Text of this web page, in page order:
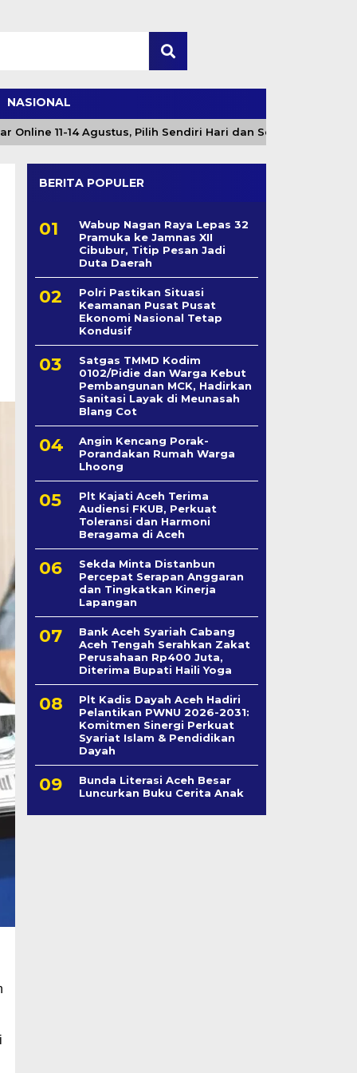
NASIONAL
11-14 Agustus, Pilih Sendiri Hari dan Sesi
BERITA POPULER
Wabup Nagan Raya Lepas 32
Pramuka ke Jamnas XII
Cibubur, Titip Pesan Jadi
Duta Daerah
Polri Pastikan Situasi
Keamanan Pusat Pusat
Ekonomi Nasional Tetap
Kondusif
Satgas TMMD Kodim
0102/Pidie dan Warga Kebut
Pembangunan MCK, Hadirkan
Sanitasi Layak di Meunasah
Blang Cot
Angin Kencang Porak-
Porandakan Rumah Warga
Lhoong
Plt Kajati Aceh Terima
Audiensi FKUB, Perkuat
Toleransi dan Harmoni
Beragama di Aceh
Sekda Minta Distanbun
Percepat Serapan Anggaran
dan Tingkatkan Kinerja
Lapangan
Bank Aceh Syariah Cabang
Aceh Tengah Serahkan Zakat
Perusahaan Rp400 Juta,
Diterima Bupati Haili Yoga
Plt Kadis Dayah Aceh Hadiri
Pelantikan PWNU 2026-2031:
Komitmen Sinergi Perkuat
Syariat Islam & Pendidikan
Dayah
Bunda Literasi Aceh Besar
Luncurkan Buku Cerita Anak